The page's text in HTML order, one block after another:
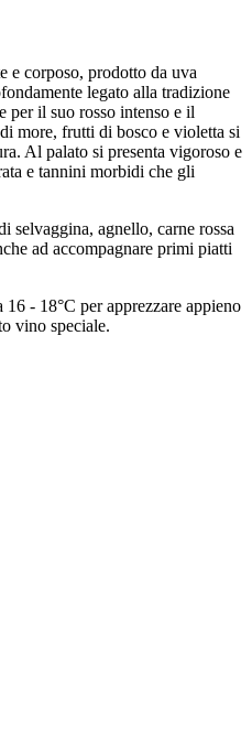
e corposo, prodotto da uva
legato alla tradizione
per il suo rosso intenso e il
more, frutti di bosco e violetta si
Al palato si presenta vigoroso e
e tannini morbidi che gli
selvaggina, agnello, carne rossa
ad accompagnare primi piatti
- 18°C per apprezzare appieno
vino speciale.